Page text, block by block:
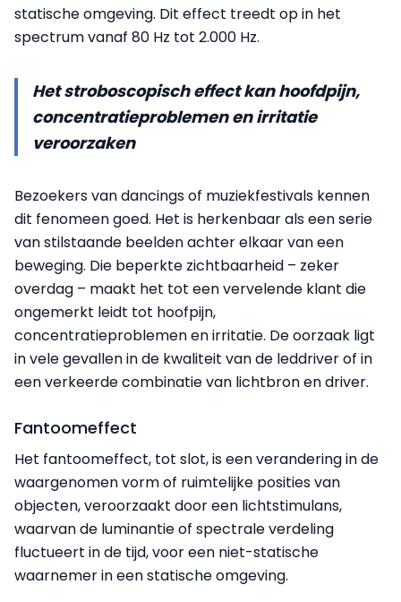
statische omgeving. Dit effect treedt op in het
spectrum vanaf 80 Hz tot 2.000 Hz.
Het stroboscopisch effect kan hoofdpijn,
concentratieproblemen en irritatie
veroorzaken
Bezoekers van dancings of muziekfestivals kennen
dit fenomeen goed. Het is herkenbaar als een serie
van stilstaande beelden achter elkaar van een
beweging. Die beperkte zichtbaarheid – zeker
overdag – maakt het tot een vervelende klant die
ongemerkt leidt tot hoofpijn,
concentratieproblemen en irritatie. De oorzaak ligt
in vele gevallen in de kwaliteit van de leddriver of in
een verkeerde combinatie van lichtbron en driver.
Fantoomeffect
Het fantoomeffect, tot slot, is een verandering in de
waargenomen vorm of ruimtelijke posities van
objecten, veroorzaakt door een lichtstimulans,
waarvan de luminantie of spectrale verdeling
fluctueert in de tijd, voor een niet-statische
waarnemer in een statische omgeving.